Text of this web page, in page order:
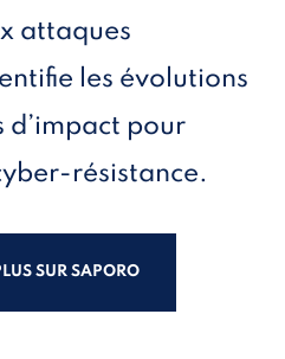
attaques
les évolutions
d’impact pour
résistance.
SUR SAPORO